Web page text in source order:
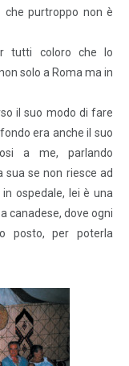
che purtroppo non è
tutti coloro che lo
solo a Roma ma in
il suo modo di fare
era anche il suo
a me, parlando
sua se non riesce ad
ospedale, lei è una
canadese, dove ogni
posto, per poterla